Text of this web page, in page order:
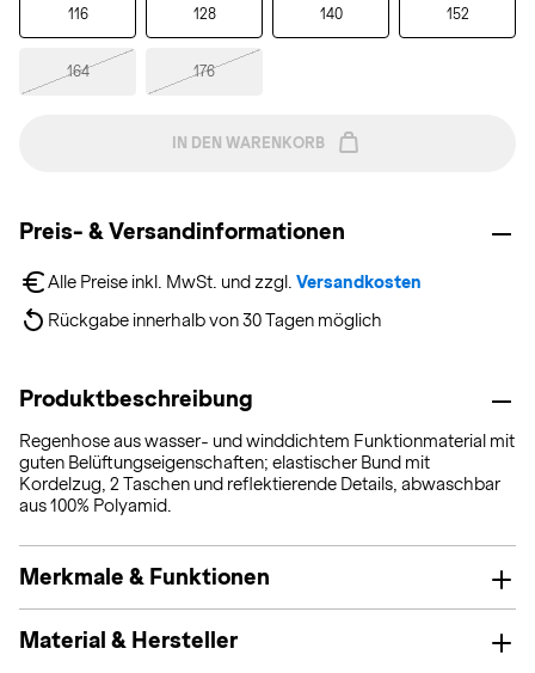
116 128 140 152
164 176
IN DEN WARENKORB
Preis- & Versandinformationen
Alle Preise inkl. MwSt. und zzgl. Versandkosten
Rückgabe innerhalb von 30 Tagen möglich
Produktbeschreibung
Regenhose aus wasser- und winddichtem Funktionmaterial mit
guten Belüftungseigenschaften; elastischer Bund mit
Kordelzug, 2 Taschen und reflektierende Details, abwaschbar
aus 100% Polyamid.
Merkmale & Funktionen
Material & Hersteller